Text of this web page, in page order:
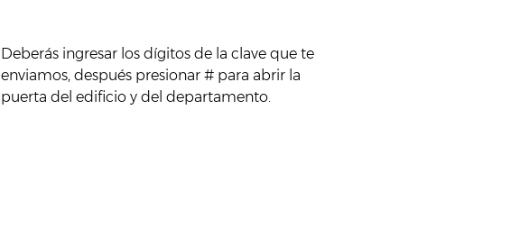
Deberás ingresar los dígitos de la clave que te
enviamos, después presionar # para abrir la
puerta del edificio y del departamento.